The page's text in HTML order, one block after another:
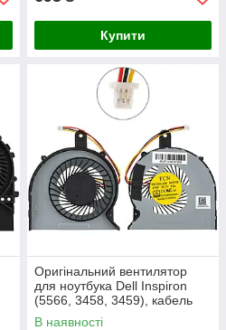
Купити
Оригінальний вентилятор
для ноутбука Dell Inspiron
(5566, 3458, 3459), кабель
80мм
В наявності